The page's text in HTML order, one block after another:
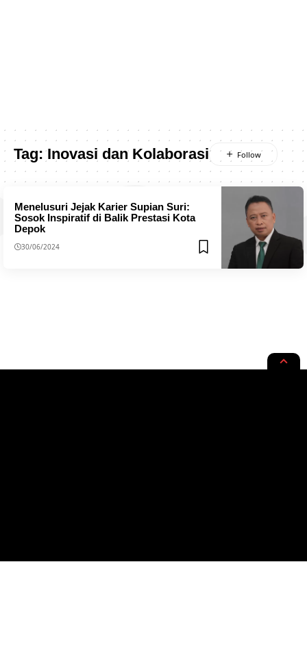
Tag:Inovasi dan Kolaborasi
Menelusuri Jejak Karier Supian Suri:
Sosok Inspiratif di Balik Prestasi Kota
Depok
30/06/2024